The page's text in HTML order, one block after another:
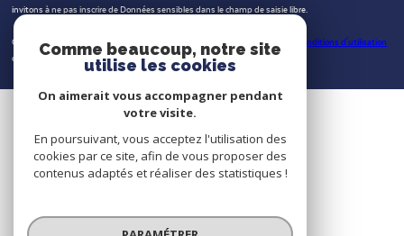
invitons à ne pas inscrire de Données sensibles dans le champ de saisie libre.
Ce site est protégé par reCAPTCHA, les Politiques de Confidentialité
Conditions d'utilisation
de Google s'appliquent.
Comme beaucoup, notre site
utilise les cookies
On aimerait vous accompagner pendant
votre visite.
En poursuivant, vous acceptez l'utilisation des
cookies par ce site, afin de vous proposer des
contenus adaptés et réaliser des statistiques !